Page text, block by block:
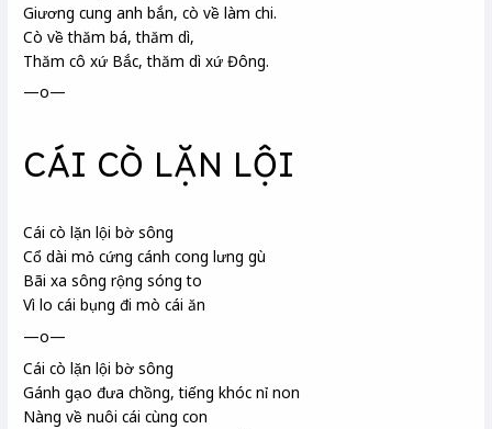
Giương cung anh bắn, cò về làm chi.
Cò về thăm bá, thăm dì,
Thăm cô xứ Bắc, thăm dì xứ Đông.
—o—
CÁI CÒ LẶN LỘI
Cái cò lặn lội bờ sông
Cổ dài mỏ cứng cánh cong lưng gù
Bãi xa sông rộng sóng to
Vì lo cái bụng đi mò cái ăn
—o—
Cái cò lặn lội bờ sông
Gánh gạo đưa chồng, tiếng khóc nỉ non
Nàng về nuôi cái cùng con